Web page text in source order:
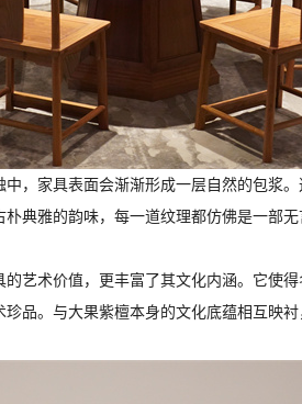
，家具表面会渐渐形成一层自然的包浆
典雅的韵味，每一道纹理都仿佛是一部
艺术价值，更丰富了其文化内涵。它使
品。与大果紫檀本身的文化底蕴相互映